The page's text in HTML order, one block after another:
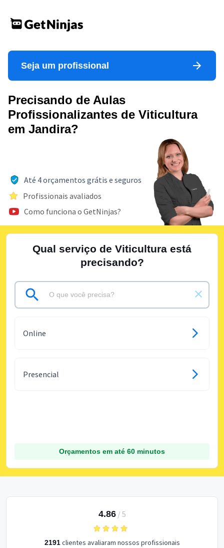
Seja um profissional
Precisando de Aulas
Profissionalizantes de Viticultura
em Jandira?
Até 4 orçamentos grátis e seguros
Profissionais avaliados
Como funciona o GetNinjas?
Qual serviço de Viticultura está
precisando?
Online
Presencial
Orçamentos em até 60 minutos
4.86/ 5
2191clientes avaliaram nossos profissionais